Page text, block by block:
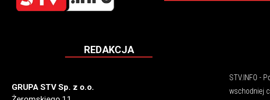
REDAKCJA
GRUPA STV Sp. z o.o.
STV.INFO -
wschodniej